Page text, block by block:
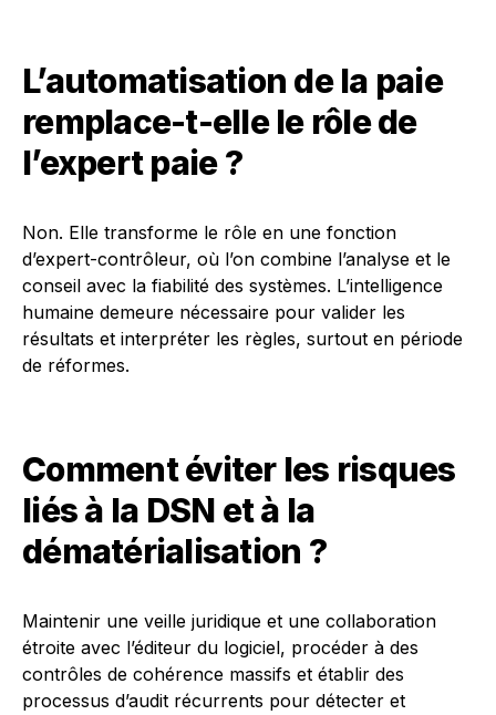
L’automatisation de la paie
remplace-t-elle le rôle de
l’expert paie ?
Non. Elle transforme le rôle en une fonction
d’expert-contrôleur, où l’on combine l’analyse et le
conseil avec la fiabilité des systèmes. L’intelligence
humaine demeure nécessaire pour valider les
résultats et interpréter les règles, surtout en période
de réformes.
Comment éviter les risques
liés à la DSN et à la
dématérialisation ?
Maintenir une veille juridique et une collaboration
étroite avec l’éditeur du logiciel, procéder à des
contrôles de cohérence massifs et établir des
processus d’audit récurrents pour détecter et